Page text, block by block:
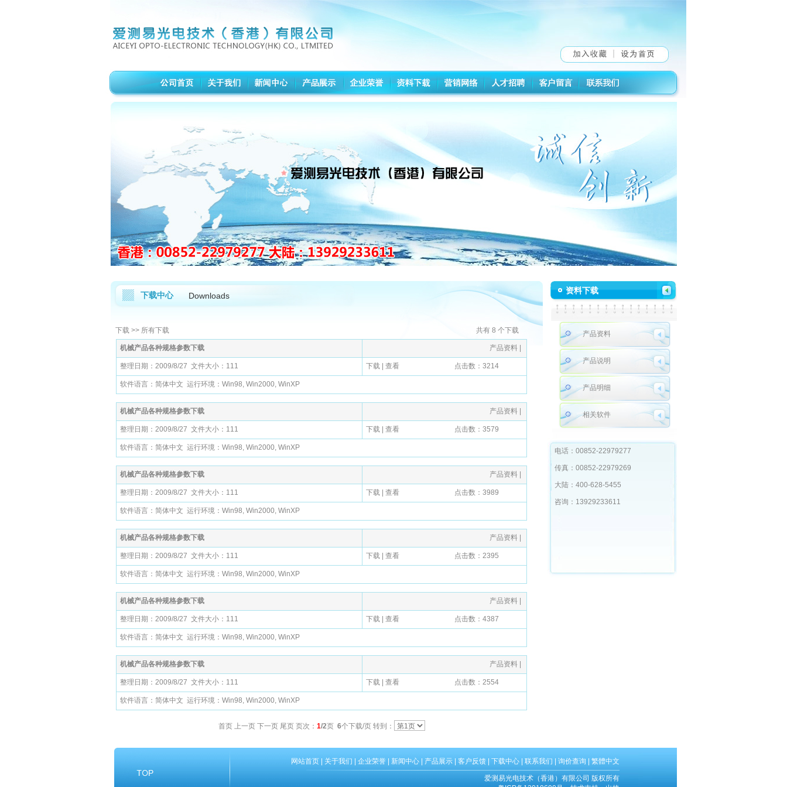
下载中心 Downloads
下载 >> 所有下载 共有 8 个下载
机械产品各种规格参数下载 产品资料
整理日期：2009/8/27 文件大小：111 下载 查看 点击数：3214
软件语言：简体中文 运行环境：Win98, Win2000, WinXP
机械产品各种规格参数下载 产品资料
整理日期：2009/8/27 文件大小：111 下载 查看 点击数：3579
软件语言：简体中文 运行环境：Win98, Win2000, WinXP
机械产品各种规格参数下载 产品资料
整理日期：2009/8/27 文件大小：111 下载 查看 点击数：3989
软件语言：简体中文 运行环境：Win98, Win2000, WinXP
机械产品各种规格参数下载 产品资料
整理日期：2009/8/27 文件大小：111 下载 查看 点击数：2395
软件语言：简体中文 运行环境：Win98, Win2000, WinXP
机械产品各种规格参数下载 产品资料
整理日期：2009/8/27 文件大小：111 下载 查看 点击数：4387
软件语言：简体中文 运行环境：Win98, Win2000, WinXP
机械产品各种规格参数下载 产品资料
整理日期：2009/8/27 文件大小：111 下载 查看 点击数：2554
软件语言：简体中文 运行环境：Win98, Win2000, WinXP
首页 上一页 下一页 尾页页次： 1/2页 6个下载/页 转到：
资料下载
产品资料
产品说明
产品明细
相关软件
电话：00852-22979277
传真：00852-22979269
大陆：400-628-5455
咨询：13929233611
网站首页 关于我们 企业荣誉 新闻中心 产品展示 客户反馈 下载中心 联系我们 询价查询 繁體中文
爱测易光电技术（香港）有限公司 版权所有